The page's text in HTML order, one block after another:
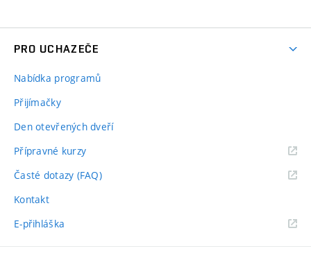
PRO UCHAZEČE
Nabídka programů
Přijímačky
Den otevřených dveří
Přípravné kurzy
Časté dotazy (FAQ)
Kontakt
E-přihláška